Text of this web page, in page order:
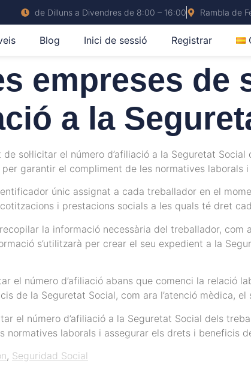
de Dilluns a Divendres de 8:00 – 16:00 Rambla de
Blog Inici de sessió Registrar
empreses de
a la
sol·licitar el número d’afiliació a la Seguretat
garantir el compliment de les normatives laborals
únic assignat a cada treballador en el
i prestacions socials a les quals té dret
recopilar la informació necessària del treballador,
s’utilitzarà per crear el seu expedient a la
el número d’afiliació abans que comenci la relació
de la Seguretat Social, com ara l’atenció mèdica,
el número d’afiliació a la Seguretat Social dels
normatives laborals i assegurar els drets i beneficis
, Seguridad Social